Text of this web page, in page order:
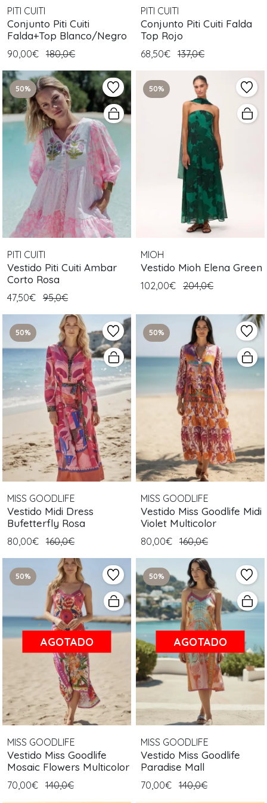
PITI CUITI
Conjunto Piti Cuiti
Falda+Top Blanco/Negro
90,00€ 180,0€
PITI CUITI
Conjunto Piti Cuiti Falda
Top Rojo
68,50€ 137,0€
50%
PITI CUITI
Vestido Piti Cuiti Ambar
Corto Rosa
47,50€ 95,0€
50%
MIOH
Vestido Mioh Elena Green
102,00€ 204,0€
50%
MISS GOODLIFE
Vestido Midi Dress
Bufetterfly Rosa
80,00€ 160,0€
50%
MISS GOODLIFE
Vestido Miss Goodlife Midi
Violet Multicolor
80,00€ 160,0€
50%
AGOTADO
MISS GOODLIFE
Vestido Miss Goodlife
Mosaic Flowers Multicolor
70,00€ 140,0€
50%
AGOTADO
MISS GOODLIFE
Vestido Miss Goodlife
Paradise Mall
70,00€ 140,0€